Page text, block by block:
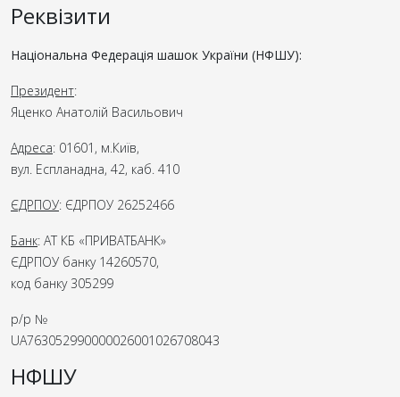
Реквізити
Національна Федерація шашок України (НФШУ):
Президент:
Яценко Анатолій Васильович
Адреса: 01601, м.Київ,
вул. Еспланадна, 42, каб. 410
ЄДРПОУ: ЄДРПОУ 26252466
Банк: АТ КБ «ПРИВАТБАНК»
ЄДРПОУ банку 14260570,
код банку 305299
р/р №
UA763052990000026001026708043
НФШУ